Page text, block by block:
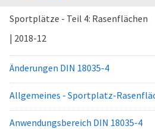
Sportplätze - Teil 4: Rasenflächen
| 2018-12
Änderungen DIN 18035-4
Allgemeines - Sportplatz-
Anwendungsbereich DIN 18035-4